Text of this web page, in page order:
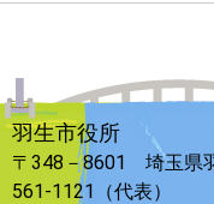
羽生市役所
〒348－8601 埼玉県
561-1121（代表）